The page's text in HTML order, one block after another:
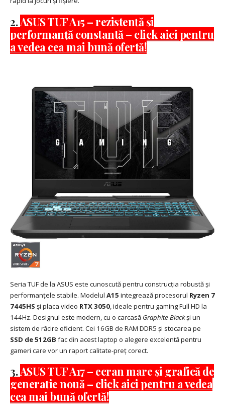
2.ASUS TUF A15 – rezistență și
performanță constantă – click aici pentru
a vedea cea mai bună ofertă!
Seria TUF de la ASUS este cunoscută pentru construcția robustă și
performanțele stabile. Modelul A15 integrează procesorul Ryzen 7
7445HS și placa video RTX 3050, ideale pentru gaming Full HD la
144Hz. Designul este modern, cu o carcasă Graphite Blackși un
sistem de răcire eficient. Cei 16GB de RAM DDR5 și stocarea pe
SSD de 512GB fac din acest laptop o alegere excelentă pentru
gameri care vor un raport calitate-preț corect.
3.ASUS TUF A17 – ecran mare și grafică de
generație nouă – click aici pentru a vedea
cea mai bună ofertă!